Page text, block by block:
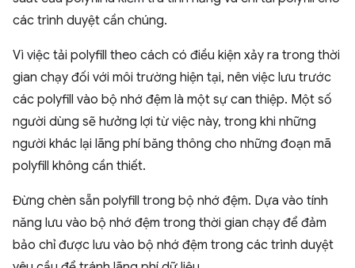
các trình duyệt cần chúng.
Vì việc tải polyfill theo cách có điều kiện xảy ra trong thời
gian chạy đối với môi trường hiện tại, nên việc lưu trước
các polyfill vào bộ nhớ đệm là một sự can thiệp. Một số
người dùng sẽ hưởng lợi từ việc này, trong khi những
người khác lại lãng phí băng thông cho những đoạn mã
polyfill không cần thiết.
Đừng chèn sẵn polyfill trong bộ nhớ đệm. Dựa vào tính
năng lưu vào bộ nhớ đệm trong thời gian chạy để đảm
bảo chỉ được lưu vào bộ nhớ đệm trong các trình duyệt